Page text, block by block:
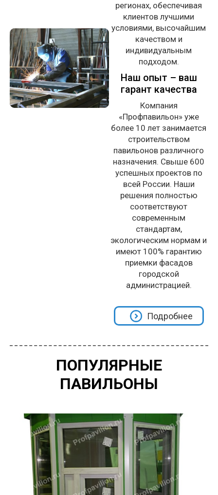
регионах, обеспечивая
клиентов лучшими
условиями, высочайшим
качеством и
индивидуальным
подходом.
Наш опыт – ваш
гарант качества
Компания
«Профпавильон» уже
более 10 лет занимается
строительством
павильонов различного
назначения. Свыше 600
успешных проектов по
всей России. Наши
решения полностью
соответствуют
современным
стандартам,
экологическим нормам и
имеют 100% гарантию
приемки фасадов
городской
администрацией.
Подробнее
ПОПУЛЯРНЫЕ
ПАВИЛЬОНЫ